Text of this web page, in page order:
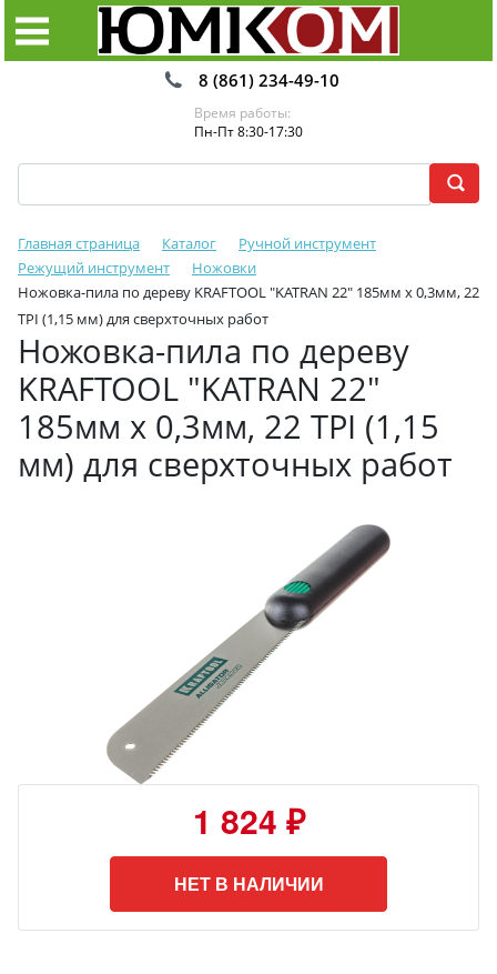
8 (861) 234-49-10
Время работы:
Пн-Пт 8:30-17:30
Главная страница Каталог
Ручной инструмент
Режущий инструмент
Ножовки
Ножовка-пила по дереву KRAFTOOL "KATRAN 22" 185мм х 0,3мм, 22
TPI (1,15 мм) для сверхточных работ
Ножовка-пила по дереву
KRAFTOOL "KATRAN 22"
185мм х 0,3мм, 22 TPI (1,15
мм) для сверхточных работ
1 824 ₽
НЕТ В НАЛИЧИИ